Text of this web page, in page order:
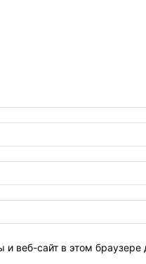
и веб-сайт в этом